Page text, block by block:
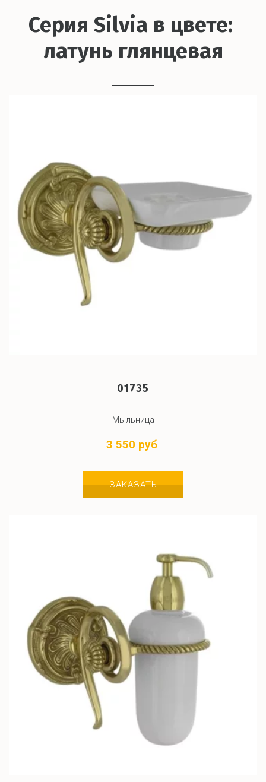
Серия Silvia в цвете:
латунь глянцевая
01735
Мыльница
3 550 руб.
ЗАКАЗАТЬ